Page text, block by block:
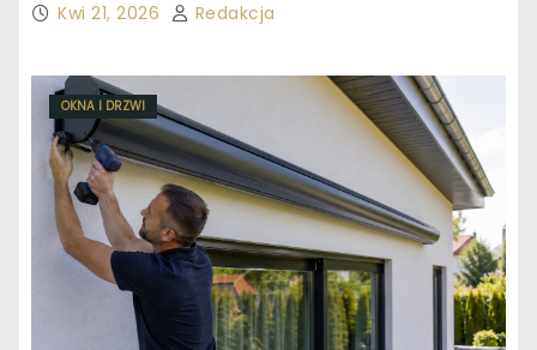
Kwi 21, 2026 Redakcja
OKNA I DRZWI